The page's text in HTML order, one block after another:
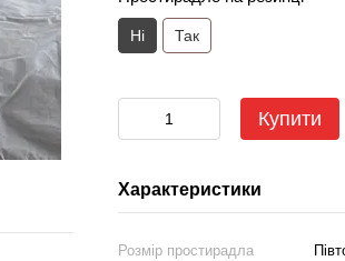
Ні Так
Купити
Характеристики
Розмір простирадла